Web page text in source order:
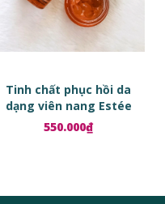
Tinh chất phục hồi da
dạng viên nang Estée
Lauder Advanced Night
Repair Ampoules
550.000₫